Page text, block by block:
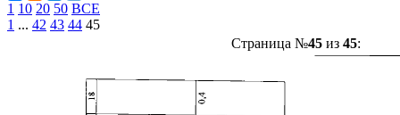
1 10 20 50 ВСЕ
1 ... 42 43 44 45
Страница №45из 45: